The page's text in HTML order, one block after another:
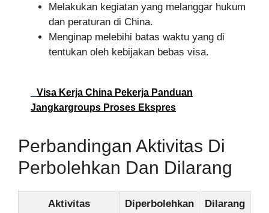
Melakukan kegiatan yang melanggar hukum
dan peraturan di China.
Menginap melebihi batas waktu yang di
tentukan oleh kebijakan bebas visa.
Visa Kerja China Pekerja Panduan
Jangkargroups Proses Ekspres
Perbandingan Aktivitas Di
Perbolehkan Dan Dilarang
Aktivitas Diperbolehkan Dilarang